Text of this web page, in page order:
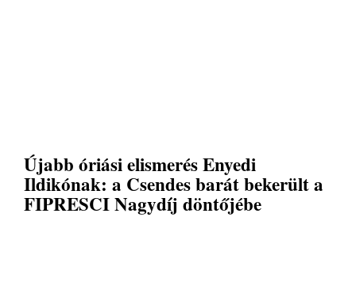
Újabb óriási elismerés Enyedi
Ildikónak: a Csendes barát bekerült a
FIPRESCI Nagydíj döntőjébe